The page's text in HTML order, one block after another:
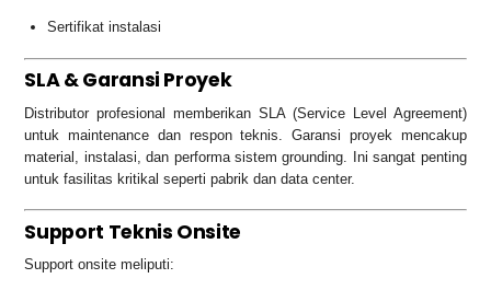
Sertifikat instalasi
SLA & Garansi Proyek
Distributor profesional memberikan SLA (Service Level Agreement)
untuk maintenance dan respon teknis. Garansi proyek mencakup
material, instalasi, dan performa sistem grounding. Ini sangat penting
untuk fasilitas kritikal seperti pabrik dan data center.
Support Teknis Onsite
Support onsite meliputi: